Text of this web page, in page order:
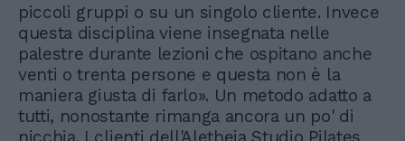
piccoli gruppi o su un singolo cliente. Invece
questa disciplina viene insegnata nelle
palestre durante lezioni che ospitano anche
venti o trenta persone e questa non è la
maniera giusta di farlo». Un metodo adatto a
tutti, nonostante rimanga ancora un po' di